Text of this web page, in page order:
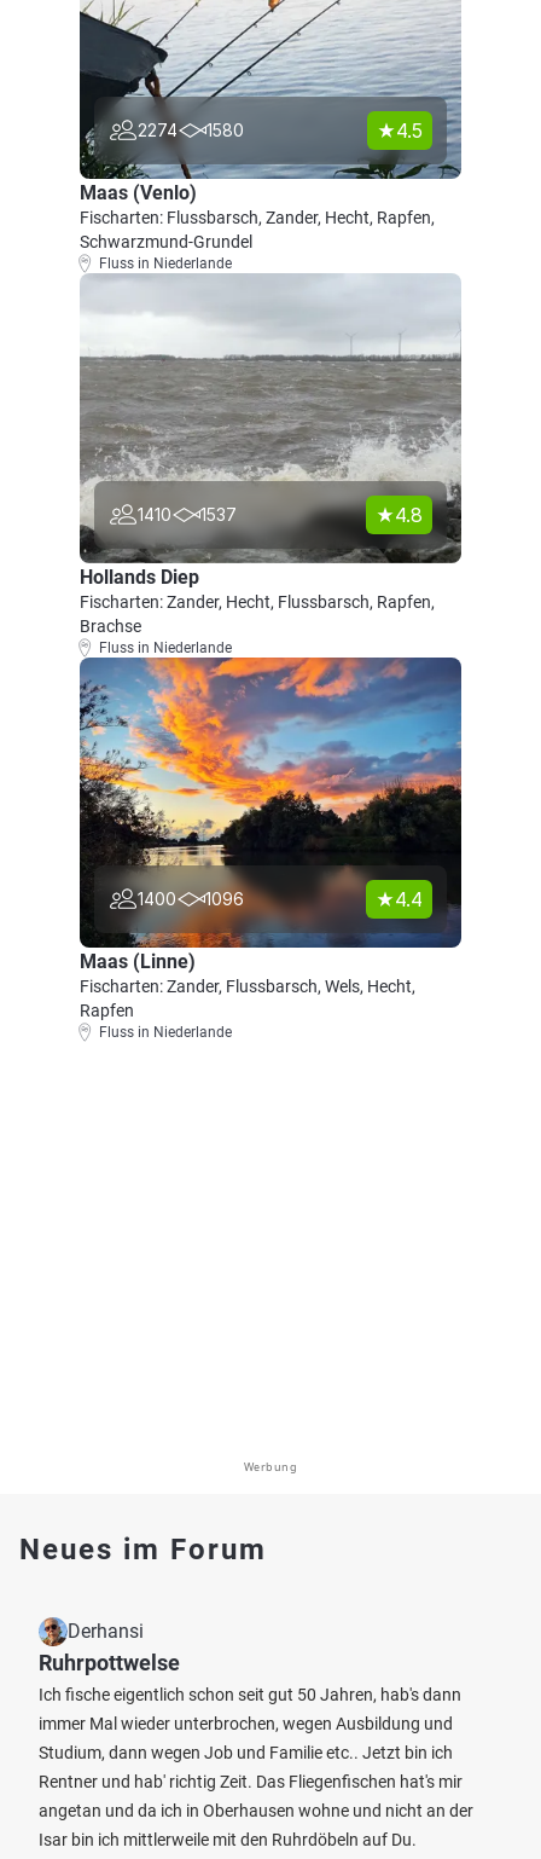
2274 1580 4.5
Maas (Venlo)
Fischarten: Flussbarsch, Zander, Hecht, Rapfen,
Schwarzmund-Grundel
Fluss in Niederlande
1410 1537 4.8
Hollands Diep
Fischarten: Zander, Hecht, Flussbarsch, Rapfen,
Brachse
Fluss in Niederlande
1400 1096 4.4
Maas (Linne)
Fischarten: Zander, Flussbarsch, Wels, Hecht,
Rapfen
Fluss in Niederlande
Werbung
Neues im Forum
Derhansi
Ruhrpottwelse
Ich fische eigentlich schon seit gut 50 Jahren, hab's dann
immer Mal wieder unterbrochen, wegen Ausbildung und
Studium, dann wegen Job und Familie etc.. Jetzt bin ich
Rentner und hab' richtig Zeit. Das Fliegenfischen hat's mir
angetan und da ich in Oberhausen wohne und nicht an der
Isar bin ich mittlerweile mit den Ruhrdöbeln auf Du.